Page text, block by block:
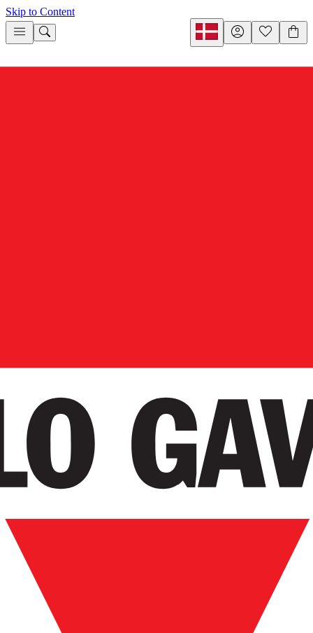
Skip to Content